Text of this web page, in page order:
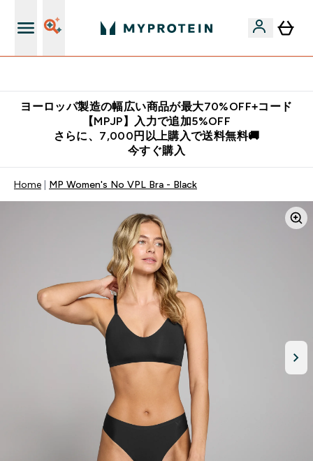
ヨーロッパ製造の幅広い商品が最大70%OFF+コード
【MPJP】入力で追加5%OFF
さらに、7,000円以上購入で送料無料🚚
今すぐ購入
Home MP Women's No VPL Bra - Black